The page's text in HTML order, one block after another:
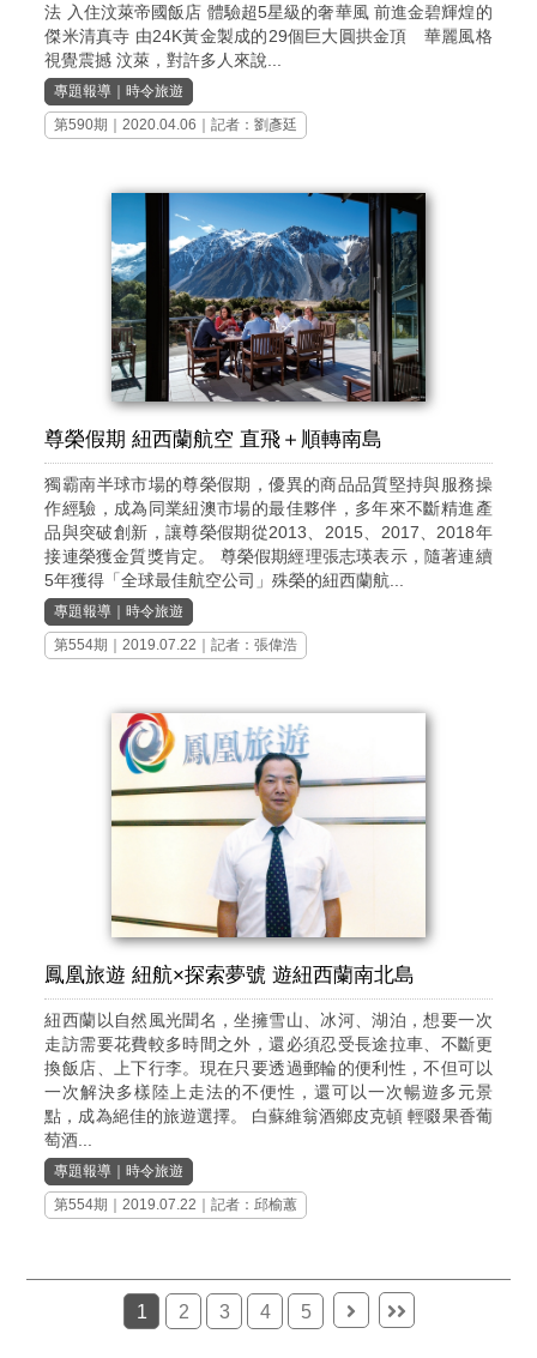
法 入住汶萊帝國飯店 體驗超5星級的奢華風 前進金碧輝煌的
傑米清真寺 由24K黃金製成的29個巨大圓拱金頂 華麗風格
視覺震撼 汶萊，對許多人來說...
專題報導
時令旅遊
第590期
｜2020.04.06｜記者：劉彥廷
尊榮假期 紐西蘭航空 直飛＋順轉南島
獨霸南半球市場的尊榮假期，優異的商品品質堅持與服務操
作經驗，成為同業紐澳市場的最佳夥伴，多年來不斷精進產
品與突破創新，讓尊榮假期從2013、2015、2017、2018年
接連榮獲金質獎肯定。 尊榮假期經理張志瑛表示，隨著連續
5年獲得「全球最佳航空公司」殊榮的紐西蘭航...
專題報導 ｜時令旅遊
第554期 ｜2019.07.22｜記者：張偉浩
鳳凰旅遊 紐航×探索夢號 遊紐西蘭南北島
紐西蘭以自然風光聞名，坐擁雪山、冰河、湖泊，想要一次
走訪需要花費較多時間之外，還必須忍受長途拉車、不斷更
換飯店、上下行李。現在只要透過郵輪的便利性，不但可以
一次解決多樣陸上走法的不便性，還可以一次暢遊多元景
點，成為絕佳的旅遊選擇。 白蘇維翁酒鄉皮克頓 輕啜果香葡
萄酒...
專題報導 ｜時令旅遊
第554期 ｜2019.07.22｜記者：邱榆蕙
1 2 3 4 5